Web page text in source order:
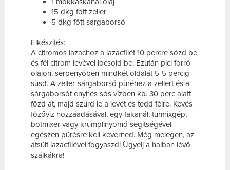
15 dkg főtt zeller
5 dkg főtt sárgaborsó
Elkészítés:
A citromos lazachoz a lazacfilét 10 percre sózd be
és fél citrom levével locsold be. Ezután pici forró
olajon, serpenyőben mindkét oldalát 5-5 percig
süsd. A zeller-sárgaborsó püréhez a zellert és a
sárgaborsót enyhés sós vízben kb. 30 perc alatt
főzd át, majd szűrd le a levét és tedd félre. Kevés
főzővíz hozzáadásával, egy fakanál, turmixgép,
botmixer vagy krumplinyomó segítségével
egészen pürésre kell keverned. Még melegen, az
átsült lazacfilével fogyaszd! Ügyelj a halban lévő
szálkákra!